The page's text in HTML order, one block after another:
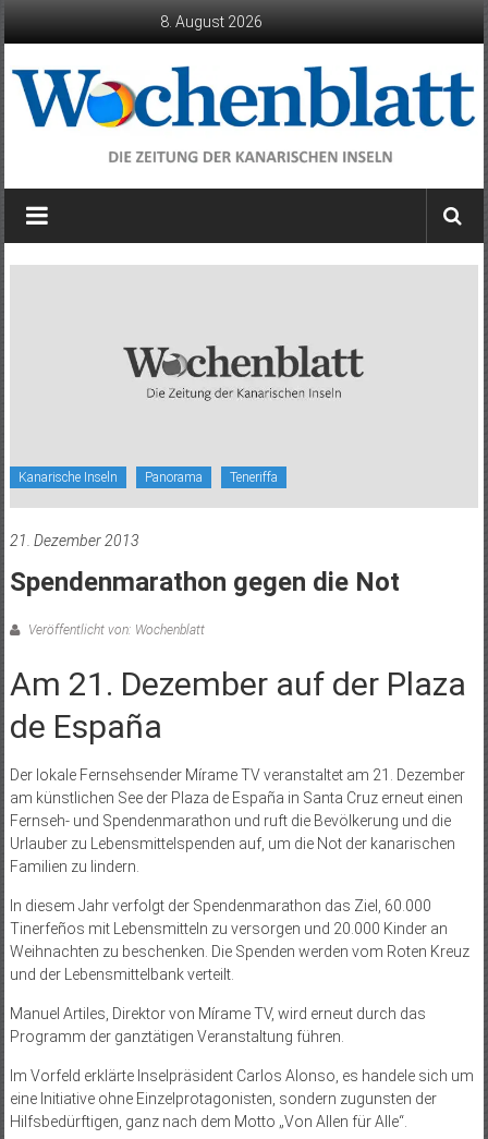
8. August 2026
Wochenblatt
die
Kanarische Inseln Panorama Teneriffa
21. Dezember 2013
Spendenmarathon gegen die Not
Veröffentlicht von: Wochenblatt
Am 21. Dezember auf der Plaza
de España
Der lokale Fernsehsender Mírame TV veranstaltet am 21. Dezember
am künstlichen See der Plaza de España in Santa Cruz erneut einen
Fernseh- und Spendenmarathon und ruft die Bevölkerung und die
Urlauber zu Lebensmittelspenden auf, um die Not der kanarischen
Familien zu lindern.
In diesem Jahr verfolgt der Spendenmarathon das Ziel, 60.000
Tinerfeños mit Lebensmitteln zu versorgen und 20.000 Kinder an
Weihnachten zu beschenken. Die Spenden werden vom Roten Kreuz
und der Lebensmittelbank verteilt.
Manuel Artiles, Direktor von Mírame TV, wird erneut durch das
Programm der ganztätigen Veranstaltung führen.
Im Vorfeld erklärte Inselpräsident Carlos Alonso, es handele sich um
eine Initiative ohne Einzelprotagonisten, sondern zugunsten der
Hilfsbedürftigen, ganz nach dem Motto „Von Allen für Alle“.